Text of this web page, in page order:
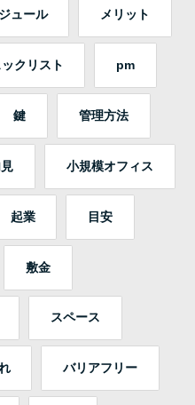
ュール メリット
クリスト pm
鍵 管理方法
小規模オフィス
起業 目安
敷金
スペース
バリアフリー